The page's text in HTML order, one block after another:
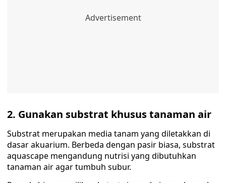
2. Gunakan substrat khusus tanaman air
Substrat merupakan media tanam yang diletakkan di
dasar akuarium. Berbeda dengan pasir biasa, substrat
aquascape mengandung nutrisi yang dibutuhkan
tanaman air agar tumbuh subur.